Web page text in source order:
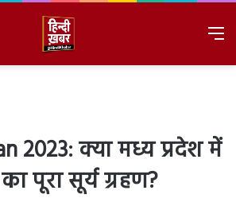
2023: क्या मध्य प्रदेश में
पूरा सूर्य ग्रहण?